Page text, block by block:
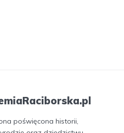
poświęcona historii,